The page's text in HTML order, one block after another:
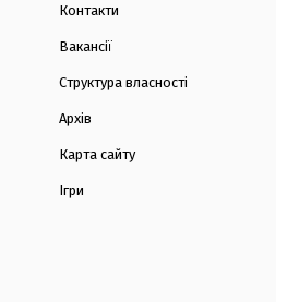
Контакти
Вакансії
Структура власності
Архів
Карта сайту
Ігри